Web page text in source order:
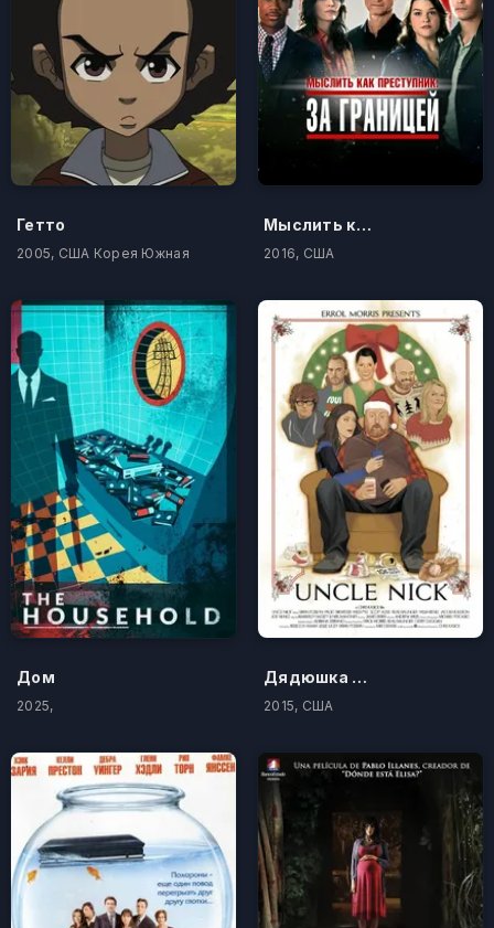
Гетто
2005, США Корея Южная
Мыслить как преступник: За границей
2016, США
Дом
2025,
Дядюшка Николас
2015, США